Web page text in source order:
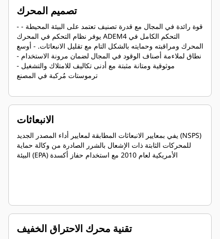
تصميم المحرك
- قوة رائدة في المجال مع قدرة تصنيف تعتمد على البيئة المحيطة -
يوفر نظام التحكم في المحرك ADEM4 التحكم الكامل في
المحرك ومراقبته وحمايته بالشكل التام مع تقليل الانبعاثات. - أوسع
نطاق لملاءمة أصناف الوقود في المجال لضمان مرونة الاستخدام -
موثوقية ومتانة مثبتة مع أدنى تكاليف للامتلاك والتشغيل -
ترموستات مُركبة في المصنع
الانبعاثات
يفي بمعايير الانبعاثات المطابقة لمعايير أداء المصدر الجديد (NSPS)
للمحركات الثابتة ذات الإشعال بالشرر الصادرة من وكالة حماية
البيئة (EPA) الأمريكية لعام 2010 مع استخدام حفاز أكسدة
تقنية محرك الاحتراق الخفيف